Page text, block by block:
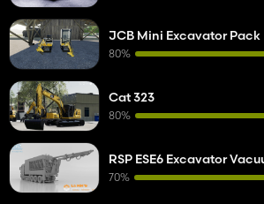
JCB Mini Excavator Pack
80%
Cat 323
80%
RSP ESE6 Excavator
70%